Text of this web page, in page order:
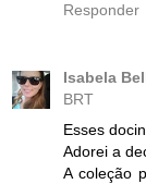
Responder
Isabela
BRT
Esses
Adorei a
A coleção